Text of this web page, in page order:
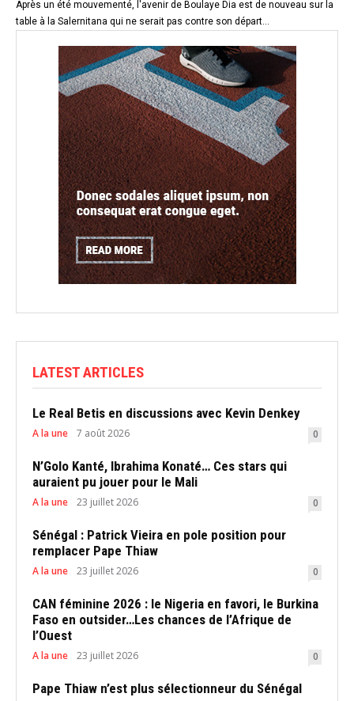
Après un été mouvementé, l'avenir de Boulaye Dia est de nouveau sur la
table à la Salernitana qui ne serait pas contre son départ...
LATEST ARTICLES
Le Real Betis en discussions avec Kevin Denkey
A la une 7 août 2026 0
N’Golo Kanté, Ibrahima Konaté… Ces stars qui
auraient pu jouer pour le Mali
A la une 23 juillet 2026 0
Sénégal : Patrick Vieira en pole position pour
remplacer Pape Thiaw
A la une 23 juillet 2026 0
CAN féminine 2026 : le Nigeria en favori, le Burkina
Faso en outsider…Les chances de l’Afrique de
l’Ouest
A la une 23 juillet 2026 0
Pape Thiaw n’est plus sélectionneur du Sénégal